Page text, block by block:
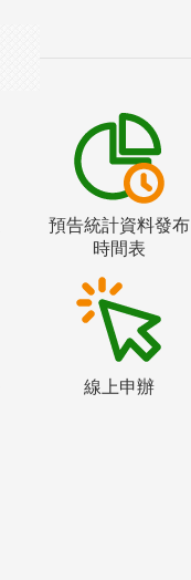
預告統計資料發布
時間表
線上申辦